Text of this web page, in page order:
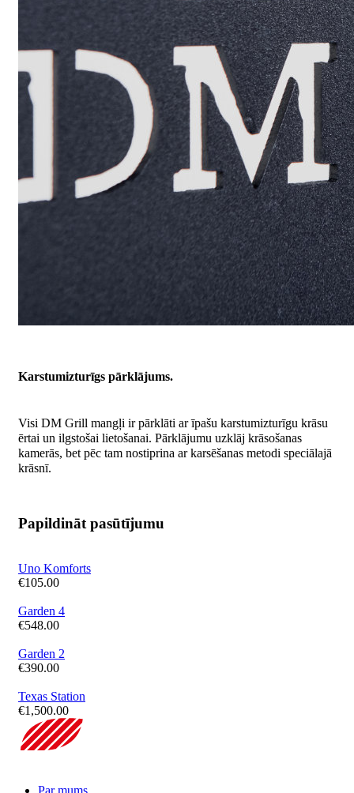
Karstumizturīgs pārklājums.
Visi DM Grill mangļi ir pārklāti ar īpašu karstumizturīgu krāsu
ērtai un ilgstošai lietošanai. Pārklājumu uzklāj krāsošanas
kamerās, bet pēc tam nostiprina ar karsēšanas metodi speciālajā
krāsnī.
Papildināt pasūtījumu
Uno Komforts
€105.00
Garden 4
€548.00
Garden 2
€390.00
Texas Station
€1,500.00